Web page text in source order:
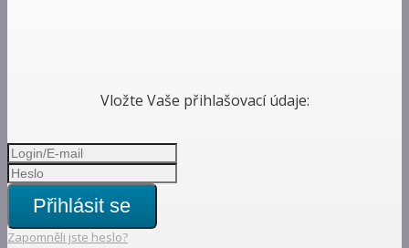
Vložte Vaše přihlašovací údaje:
Přihlásit se
Zapomněli jste heslo?